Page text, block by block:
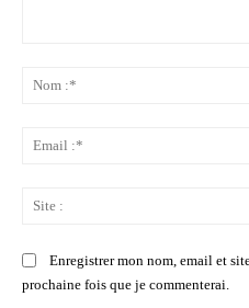
Enregistrer mon nom, email et
prochaine fois que je commenterai.